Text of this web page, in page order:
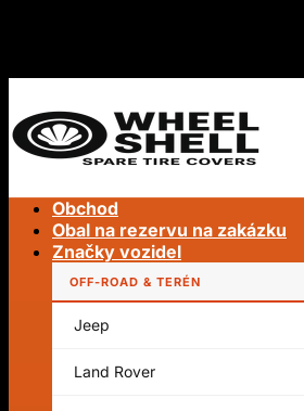
Hledat:
Obchod
Obal na rezervu na zakázku
Značky vozidel
OFF-ROAD & TERÉN
Jeep
Land Rover